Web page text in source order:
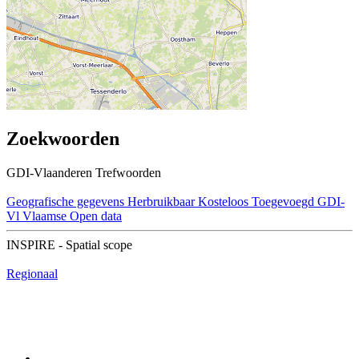
Zoekwoorden
GDI-Vlaanderen Trefwoorden
Geografische gegevens Herbruikbaar Kosteloos Toegevoegd GDI-
Vl Vlaamse Open data
INSPIRE - Spatial scope
Regionaal